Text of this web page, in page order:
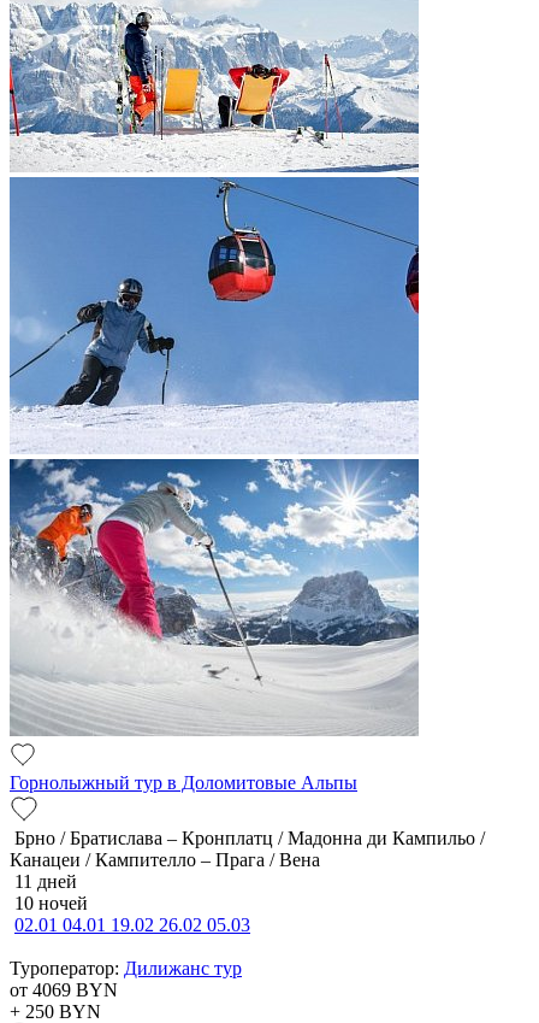
Горнолыжный тур в Доломитовые Альпы
Брно / Братислава – Кронплатц / Мадонна ди Кампильо /
Канацеи / Кампителло – Прага / Вена
11 дней
10 ночей
02.01 04.01 19.02 26.02 05.03
Туроператор: Дилижанс тур
от 4069 BYN
+ 250 BYN